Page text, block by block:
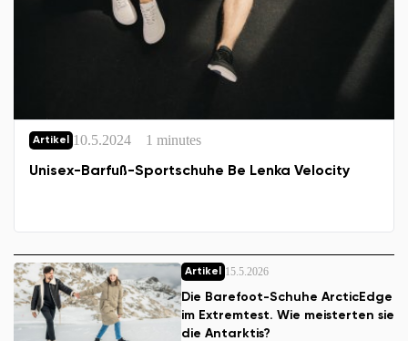
Artikel 10.5.2024 1 minutes
Unisex-Barfuß-Sportschuhe Be Lenka Velocity
Artikel
15.5.2026
Die Barefoot-Schuhe ArcticEdge
im Extremtest. Wie meisterten sie
die Antarktis?